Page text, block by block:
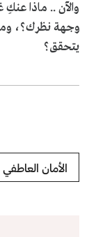
والآن .. ماذا عنكِ
وجهة نظرك؟،
يتحقق؟
الأمان العاطفي